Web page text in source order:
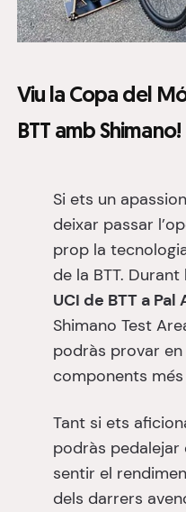
Viu la Copa del
BTT amb Shimano!
Si ets un
deixar passar
prop la
de la BTT. Durant
UCI de BTT a Pal
Shimano Test
podràs provar
components
Tant si ets
podràs
sentir el
dels darrers